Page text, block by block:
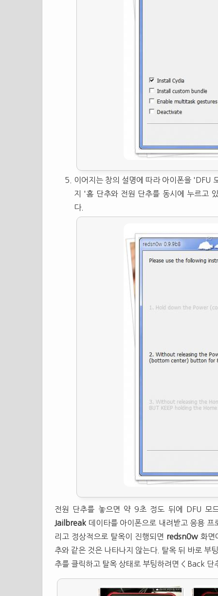
이어지는 창의 설명에 따라 아이폰을 'DFU
지 '홈 단추와 전원 단추를 동시에 누르고
다.
전원 단추를 놓으면 약 9초 정도 뒤에 DFU 모
Jailbreak 데이타를 아이폰으로 내려받고 응용
리고 정상적으로 탈옥이 진행되면 redsn0w 화면
추와 같은 것은 나타나지 않는다. 탈옥 뒤 바로
추를 클릭하고 탈옥 상태로 부팅하려면 < Back 단